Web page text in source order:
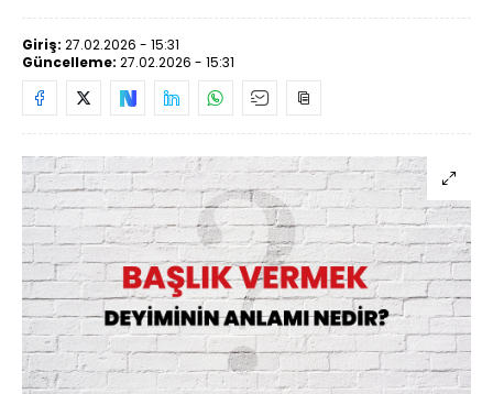
Giriş: 27.02.2026 - 15:31
Güncelleme: 27.02.2026 - 15:31